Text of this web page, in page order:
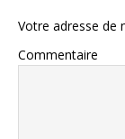
Votre adresse de
Commentaire